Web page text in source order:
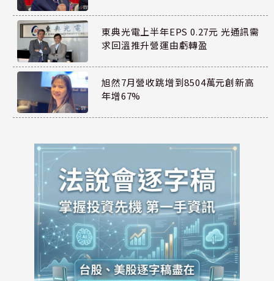
東典光電上半年EPS 0.27元 光通訊需
求回溫推升營運由虧轉盈
旭然7月營收跳增到8504萬元創新高
年增67%